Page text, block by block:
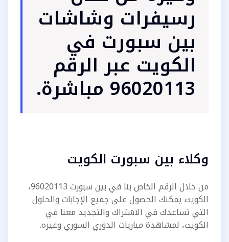
رسيفرات وشاشات
بين سبورت في
الكويت عبر الرقم
96020113 مباشرة.
وكلاء بين سبورت الكويت
من خلال الرقم الخاص بنا في بين سبورت 96020113،
الكويت يمكنك الحصول على جميع الإجابات والحلول
التي تساعدك في الاشتراك والتجديد معنا في
الكويت، لمشاهدة مباريات الدوري السوري وغيره.